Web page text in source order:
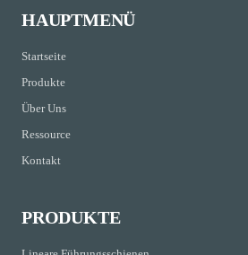
HAUPTMENÜ
Startseite
Produkte
Über Uns
Ressource
Kontakt
PRODUKTE